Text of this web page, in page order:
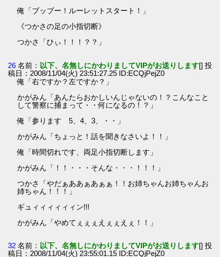
俺「ブッブー！ルーレットスタート！」
《つかさの足の小指切断》
つかさ「ひぃ！！！？？」
26 名前： 以下、名無しにかわりましてVIPがお送りします[] 投
稿日：2008/11/04(火) 23:51:27.25 ID:ECQjPejZ0
俺「右ですか？左ですか？」
かがみん「あんたらおかしいんじゃないの！？こんなこと
して警察に捕まって・・何になるの！？」
俺「参ります 5、4、3、・・」
かがみん「ちょっと！話を聞きなさいよ！！」
俺「時間切れです、両足小指切断します」
かがみん「！！・・・そんな・・・！！！」
つかさ「やだぁああぁあぁぁ！！お姉ちゃんお姉ちゃんお
姉ちゃん！！！」
ギュィィィィィィン!!!
かがみん「やめてぇぇぇえぇぇえぇ！！」
32 名前： 以下、名無しにかわりましてVIPがお送りします[] 投
稿日：2008/11/04(火) 23:55:01.15 ID:ECQjPejZ0